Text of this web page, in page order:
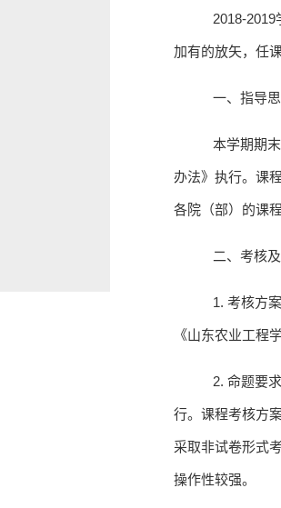
2018-2019
加有的放矢，任
一、指导
本学期期
办法》执行。课
各院（部）的课
二、考核
1. 考核方
《山东农业工程
2. 命题要
行。课程考核方
采取非试卷形式
操作性较强。